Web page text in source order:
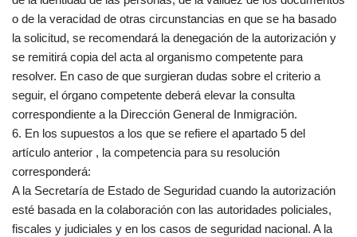
o de la veracidad de otras circunstancias en que se ha basado
la solicitud, se recomendará la denegación de la autorización y
se remitirá copia del acta al organismo competente para
resolver. En caso de que surgieran dudas sobre el criterio a
seguir, el órgano competente deberá elevar la consulta
correspondiente a la Dirección General de Inmigración.
6. En los supuestos a los que se refiere el apartado 5 del
artículo anterior , la competencia para su resolución
corresponderá:
A la Secretaría de Estado de Seguridad cuando la autorización
esté basada en la colaboración con las autoridades policiales,
fiscales y judiciales y en los casos de seguridad nacional. A la